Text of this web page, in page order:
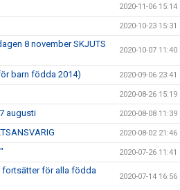
2020-11-06 15:14
2020-10-23 15:31
8 november SKJUTS
2020-10-07 11:40
barn födda 2014) 2020-09-06 23:41
2020-08-26 15:19
augusti 2020-08-08 11:39
2020-08-02 21:46
2020-07-26 11:41
fortsätter för alla födda
2020-07-14 16:56